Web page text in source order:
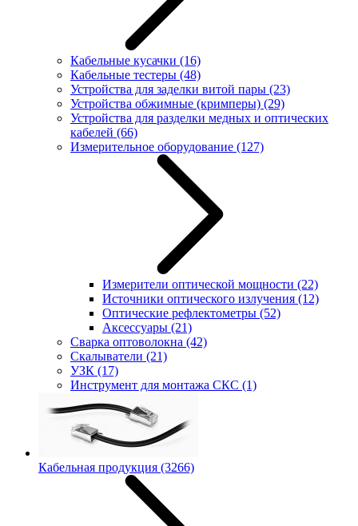
Кабельные кусачки (16)
Кабельные тестеры (48)
Устройства для заделки витой пары (23)
Устройства обжимные (кримперы) (29)
Устройства для разделки медных и оптических
кабелей (66)
Измерительное оборудование (127)
Измерители оптической мощности (22)
Источники оптического излучения (12)
Оптические рефлектометры (52)
Аксессуары (21)
Сварка оптоволокна (42)
Скалыватели (21)
УЗК (17)
Инструмент для монтажа СКС (1)
Кабельная продукция (3266)